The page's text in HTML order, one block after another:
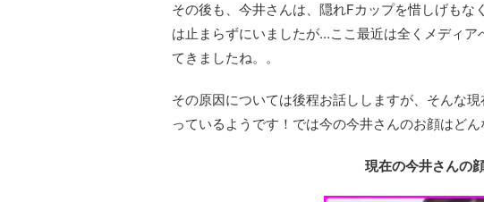
その後も、今井さんは、隠れFカップを惜しげも
は止まらずにいましたが…ここ最近は全くメディ
てきましたね。。
その原因については後程お話ししますが、そんな
っているようです！では今の今井さんのお顔はど
現在の今井さんの